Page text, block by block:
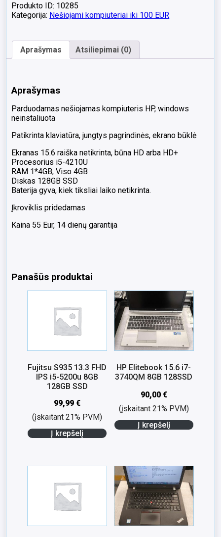
ProBook
450
I5-
4210U
4GB
Bloga
Silpna
baterija
Produkto ID: 10285
Kategorija: Nešiojami kompiuteriai iki 100 EUR
Aprašymas Atsiliepimai (0)
Aprašymas
Parduodamas nešiojamas kompiuteris HP, windows
neinstaliuota
Patikrinta klaviatūra, jungtys pagrindinės, ekrano būklė
Ekranas 15.6 raiška netikrinta, būna HD arba HD+
Procesorius i5-4210U
RAM 1*4GB, Viso 4GB
Diskas 128GB SSD
Baterija gyva, kiek tiksliai laiko netikrinta.
Įkroviklis pridedamas
Kaina 55 Eur, 14 dienų garantija
Panašūs produktai
Fujitsu S935 13.3 FHD
IPS i5-5200u 8GB
128GB SSD
99,99€
(įskaitant 21% PVM)
Į krepšelį
HP Elitebook 15.6 i7-
3740QM 8GB 128SSD
90,00 €
(įskaitant 21% PVM)
Į krepšelį